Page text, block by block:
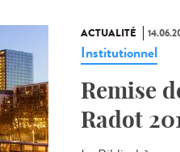
ACTUALITÉ
Institutionnel
Remise
Radot